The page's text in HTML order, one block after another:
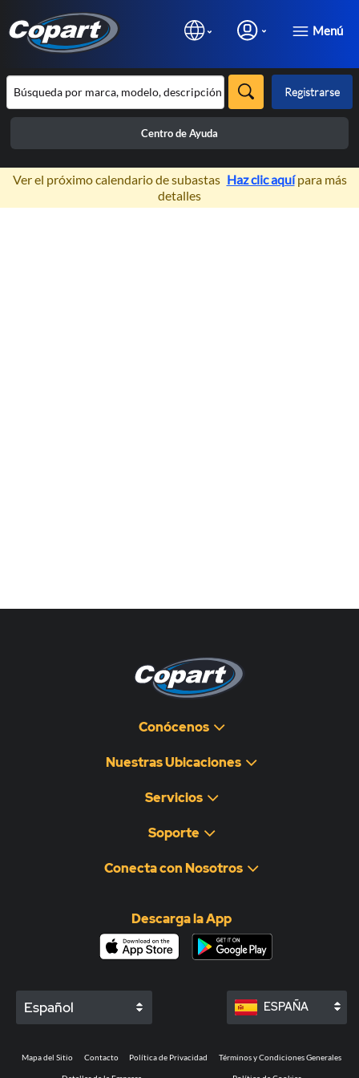
Menú
Registrarse
Centro de Ayuda
×
Ver el próximo calendario de subastas Haz clic aquípara más
detalles
Conócenos
Nuestras Ubicaciones
Servicios
Soporte
Conecta con Nosotros
Descarga la App
Español ESPAÑA
Mapa del Sitio Contacto Política de Privacidad Términos y Condiciones Generales